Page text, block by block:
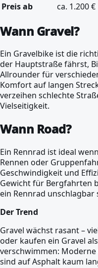
Preis ab
ca. 1.200 €
Wann Gravel?
Ein Gravelbike ist die
der Hauptstraße fährst,
Allrounder für
Komfort auf langen
verzeihen schlechte
Vielseitigkeit.
Wann Road?
Ein Rennrad ist ideal
Rennen oder
Geschwindigkeit und
Gewicht für Bergfahrten
ein Rennrad unschlagbar
Der Trend
Gravel wächst rasant –
oder kaufen ein Gravel
verschwimmen:
sind auf Asphalt kaum